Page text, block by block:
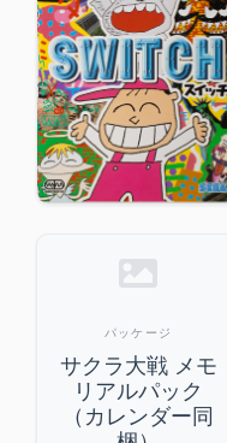
パッケージ
サクラ大戦 メモ
リアルパック
（カレンダー同